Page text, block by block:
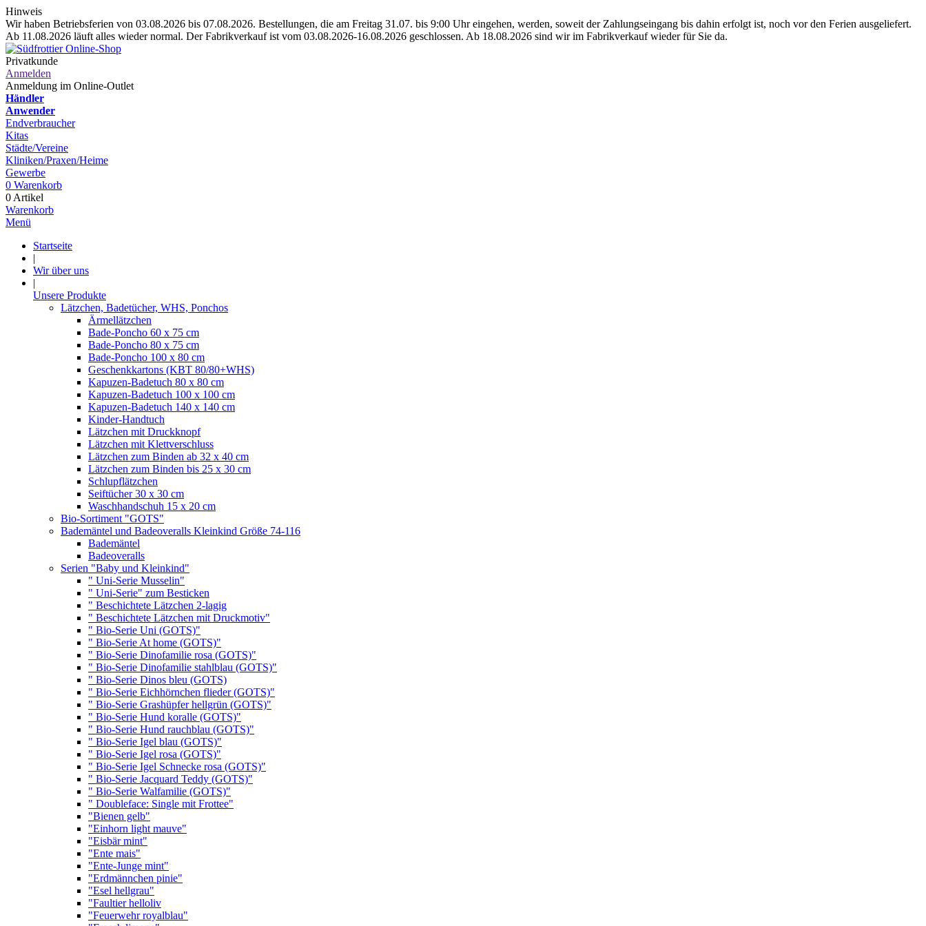
Hinweis
Wir haben Betriebsferien von 03.08.2026 bis 07.08.2026. Bestellungen, die am Freitag 31.07. bis 9:00 Uhr eingehen, werden, soweit der Zahlungseingang bis dahin erfolgt ist, noch vor den Ferien ausgeliefert.
Ab 11.08.2026 läuft alles wieder normal. Der Fabrikverkauf ist vom 03.08.2026-16.08.2026 geschlossen. Ab 18.08.2026 sind wir im Fabrikverkauf wieder für Sie da.
Privatkunde
Anmelden
Anmeldung im Online-Outlet
Händler
Anwender
Endverbraucher
Kitas
Städte/Vereine
Kliniken/Praxen/Heime
Gewerbe
0 Warenkorb
0 Artikel
Warenkorb
Menü
Startseite
|
Wir über uns
|
Unsere Produkte
Lätzchen, Badetücher, WHS, Ponchos
Ärmellätzchen
Bade-Poncho 60 x 75 cm
Bade-Poncho 80 x 75 cm
Bade-Poncho 100 x 80 cm
Geschenkkartons (KBT 80/80+WHS)
Kapuzen-Badetuch 80 x 80 cm
Kapuzen-Badetuch 100 x 100 cm
Kapuzen-Badetuch 140 x 140 cm
Kinder-Handtuch
Lätzchen mit Druckknopf
Lätzchen mit Klettverschluss
Lätzchen zum Binden ab 32 x 40 cm
Lätzchen zum Binden bis 25 x 30 cm
Schlupflätzchen
Seiftücher 30 x 30 cm
Waschhandschuh 15 x 20 cm
Bio-Sortiment "GOTS"
Bademäntel und Badeoveralls Kleinkind Größe 74-116
Bademäntel
Badeoveralls
Serien "Baby und Kleinkind"
" Uni-Serie Musselin"
" Uni-Serie" zum Besticken
" Beschichtete Lätzchen 2-lagig
" Beschichtete Lätzchen mit Druckmotiv"
" Bio-Serie Uni (GOTS)"
" Bio-Serie At home (GOTS)"
" Bio-Serie Dinofamilie rosa (GOTS)"
" Bio-Serie Dinofamilie stahlblau (GOTS)"
" Bio-Serie Dinos bleu (GOTS)
" Bio-Serie Eichhörnchen flieder (GOTS)"
" Bio-Serie Grashüpfer hellgrün (GOTS)"
" Bio-Serie Hund koralle (GOTS)"
" Bio-Serie Hund rauchblau (GOTS)"
" Bio-Serie Igel blau (GOTS)"
" Bio-Serie Igel rosa (GOTS)"
" Bio-Serie Igel Schnecke rosa (GOTS)"
" Bio-Serie Jacquard Teddy (GOTS)"
" Bio-Serie Walfamilie (GOTS)"
" Doubleface: Single mit Frottee"
"Bienen gelb"
"Einhorn light mauve"
"Eisbär mint"
"Ente mais"
"Ente-Junge mint"
"Erdmännchen pinie"
"Esel hellgrau"
"Faultier helloliv
"Feuerwehr royalblau"